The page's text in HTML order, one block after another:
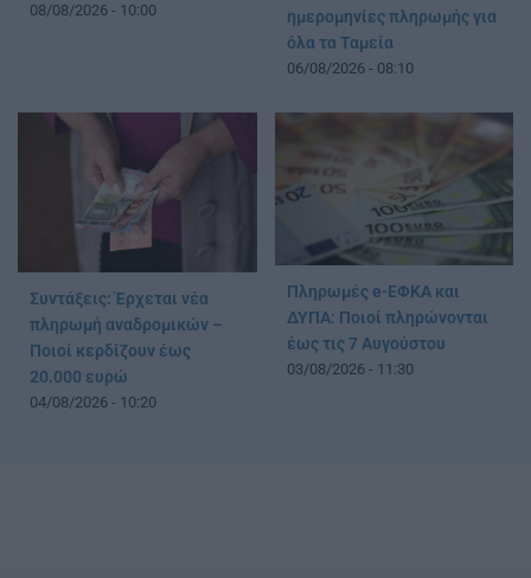
08/08/2026 - 10:00
ημερομηνίες πληρωμής για
όλα τα Ταμεία
06/08/2026 - 08:10
Συντάξεις: Έρχεται νέα
πληρωμή αναδρομικών –
Ποιοί κερδίζουν έως
20.000 ευρώ
04/08/2026 - 10:20
Πληρωμές e-ΕΦΚΑ και
ΔΥΠΑ: Ποιοί πληρώνονται
έως τις 7 Αυγούστου
03/08/2026 - 11:30